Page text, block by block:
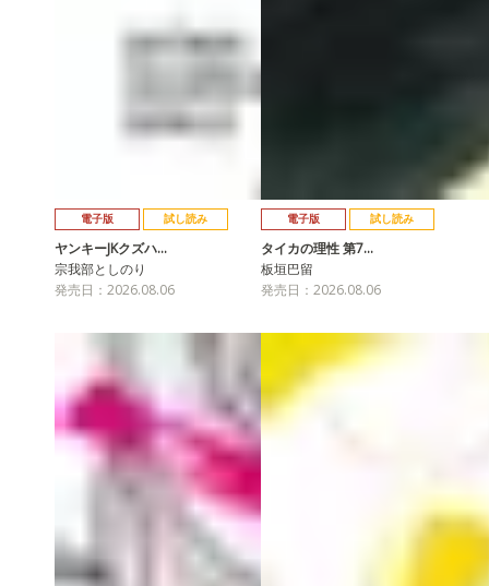
電子版 試し読み
ヤンキーJKクズハ…
宗我部としのり
発売日：2026.08.06
電子版 試し読み
タイカの理性 第7…
板垣巴留
発売日：2026.08.06